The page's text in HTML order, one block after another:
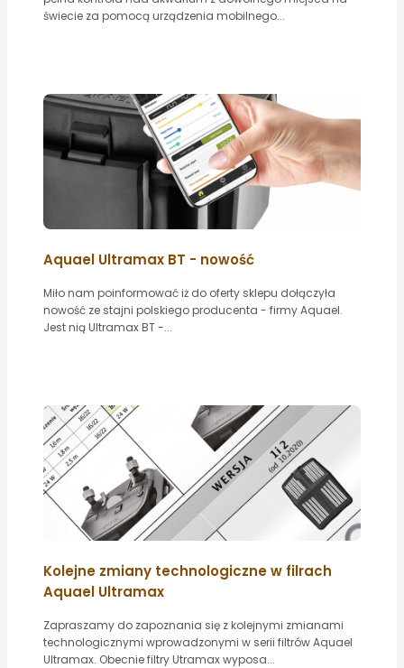
świecie za pomocą urządzenia mobilnego...
Aquael Ultramax BT - nowość
Miło nam poinformować iż do oferty sklepu dołączyła
nowość ze stajni polskiego producenta - firmy Aquael.
Jest nią Ultramax BT -...
Kolejne zmiany technologiczne w filrach
Aquael Ultramax
Zapraszamy do zapoznania się z kolejnymi zmianami
technologicznymi wprowadzonymi w serii filtrów Aquael
Ultramax. Obecnie filtry Utramax wyposa...